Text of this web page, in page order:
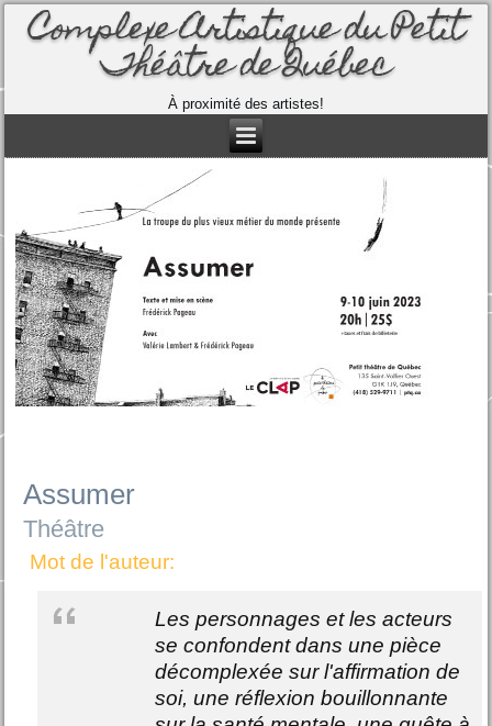
Complexe Artistique du Petit
Théâtre de Québec
À proximité des artistes!
Assumer
Théâtre
Mot de l'auteur:
Les personnages et les acteurs
se confondent dans une pièce
décomplexée sur l'affirmation de
soi, une réflexion bouillonnante